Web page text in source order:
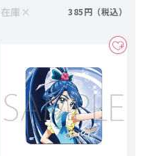
在庫 × 385円